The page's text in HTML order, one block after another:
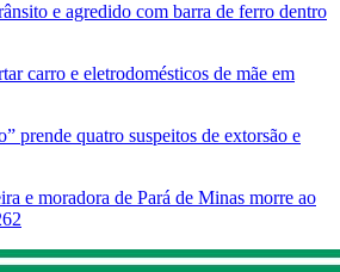
e agredido com barra de ferro dentro
carro e eletrodomésticos de mãe em
prende quatro suspeitos de extorsão e
e moradora de Pará de Minas morre ao